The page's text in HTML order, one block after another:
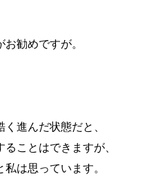
勧めですが。
進んだ状態だと、
ことはできますが、
は思っています。